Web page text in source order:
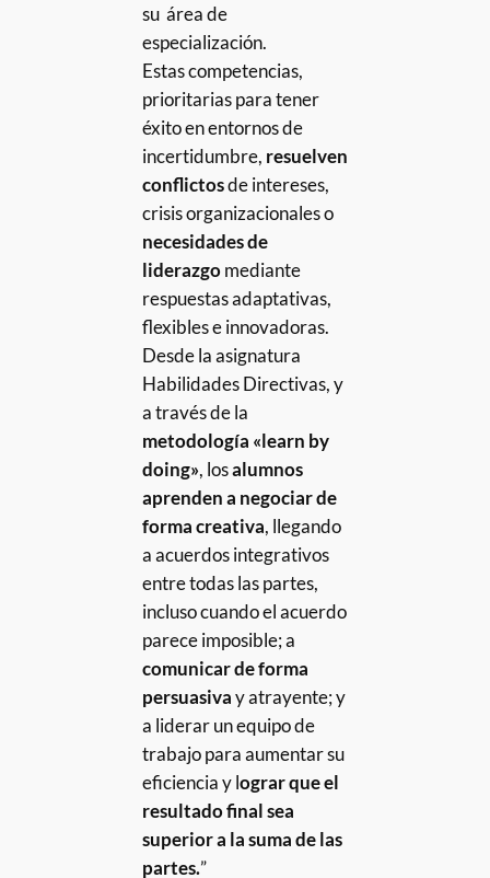
su área de
especialización.
Estas competencias,
prioritarias para tener
éxito en entornos de
incertidumbre, resuelven
conflictosde intereses,
crisis organizacionales o
necesidades de
liderazgomediante
respuestas adaptativas,
flexibles e innovadoras.
Desde la asignatura
Habilidades Directivas, y
a través de la
metodología «learn by
doing», losalumnos
aprenden a negociar de
forma creativa, llegando
a acuerdos integrativos
entre todas las partes,
incluso cuando el acuerdo
parece imposible; a
comunicar de forma
persuasivay atrayente; y
a liderar un equipo de
trabajo para aumentar su
eficiencia y lograr que el
resultado final sea
superior a la suma de las
partes.”